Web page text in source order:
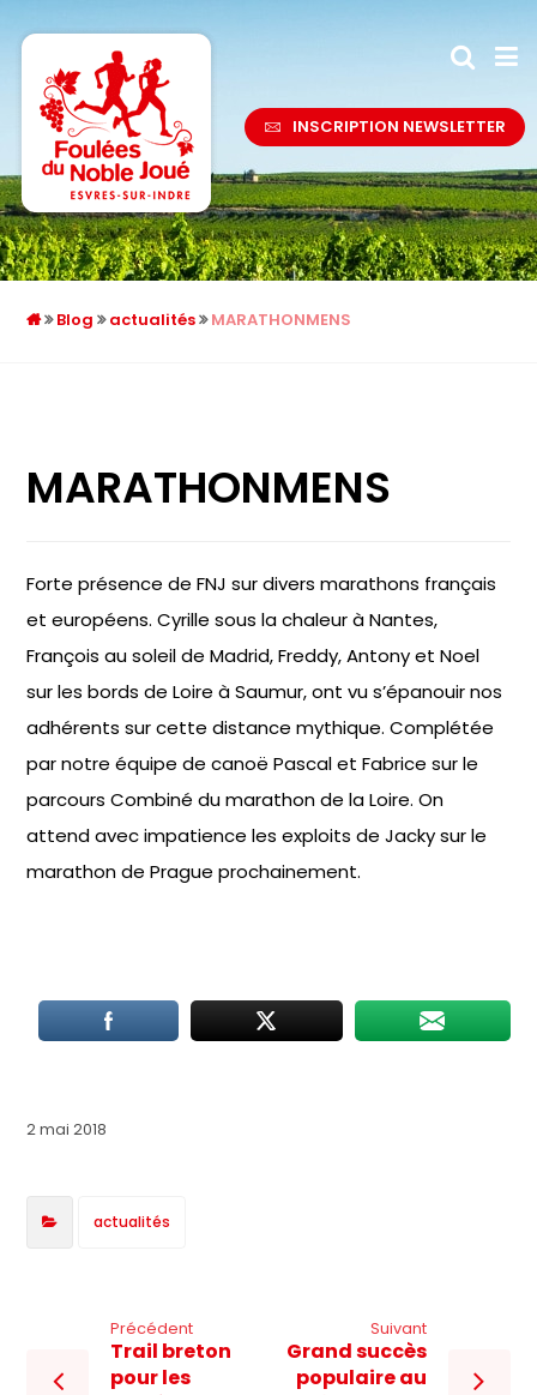
INSCRIPTION NEWSLETTER
Blog actualités MARATHONMENS
MARATHONMENS
Forte présence de FNJ sur divers marathons français
et européens. Cyrille sous la chaleur à Nantes,
François au soleil de Madrid, Freddy, Antony et Noel
sur les bords de Loire à Saumur, ont vu s’épanouir nos
adhérents sur cette distance mythique. Complétée
par notre équipe de canoë Pascal et Fabrice sur le
parcours Combiné du marathon de la Loire. On
attend avec impatience les exploits de Jacky sur le
marathon de Prague prochainement.
2 mai 2018
actualités
Précédent
Trail breton
pour les
Suivant
Grand succès
populaire au